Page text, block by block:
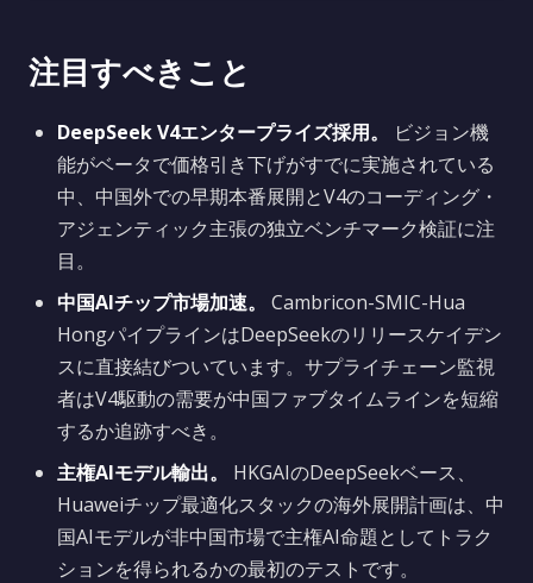
注目すべきこと
DeepSeek V4エンタープライズ採用。
ビジョン機
能がベータで価格引き下げがすでに実施されている
中、中国外での早期本番展開とV4のコーディング・
アジェンティック主張の独立ベンチマーク検証に注
目。
中国AIチップ市場加速。
Cambricon-SMIC-Hua
HongパイプラインはDeepSeekのリリースケイデン
スに直接結びついています。サプライチェーン監視
者はV4駆動の需要が中国ファブタイムラインを短縮
するか追跡すべき。
主権AIモデル輸出。
HKGAIのDeepSeekベース、
Huaweiチップ最適化スタックの海外展開計画は、中
国AIモデルが非中国市場で主権AI命題としてトラク
ションを得られるかの最初のテストです。